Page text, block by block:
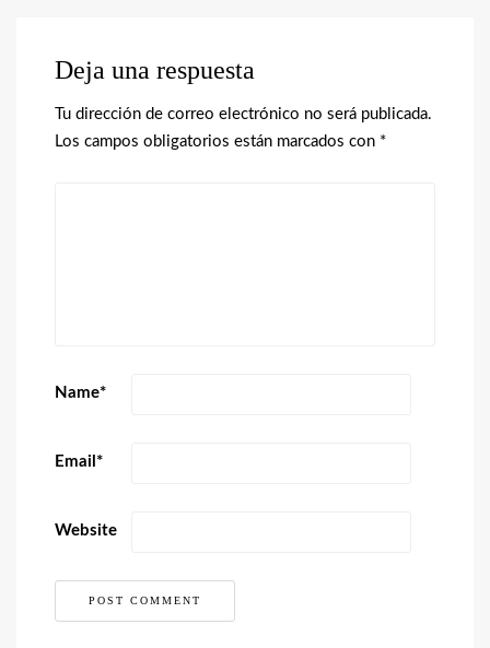
Deja una respuesta
Tu dirección de correo electrónico no será publicada.
Los campos obligatorios están marcados con *
Name*
Email *
Website